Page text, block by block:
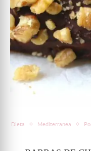
Dieta Mediterranea